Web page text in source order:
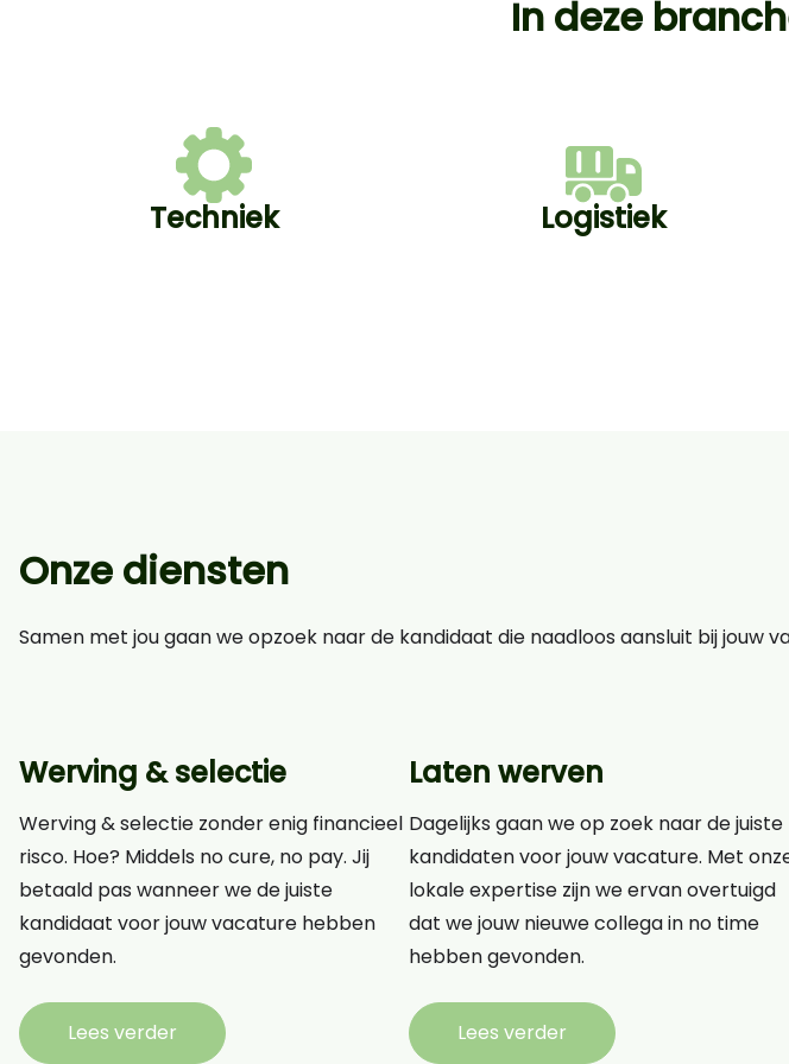
In deze
Techniek Logistiek
Onze diensten
Samen met jou gaan we opzoek naar de kandidaat die naadloos aansluit bij jouw
Werving & selectie
Werving & selectie zonder enig financieel
risco. Hoe? Middels no cure, no pay. Jij
betaald pas wanneer we de juiste
kandidaat voor jouw vacature hebben
gevonden.
Lees verder
Laten werven
Dagelijks gaan we op zoek naar de juiste
kandidaten voor jouw vacature. Met
lokale expertise zijn we ervan overtuigd
dat we jouw nieuwe collega in no time
hebben gevonden.
Lees verder